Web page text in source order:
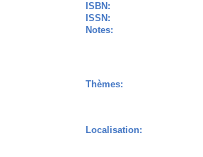
ISBN:
ISSN:
Notes:
Thèmes:
Localisation: